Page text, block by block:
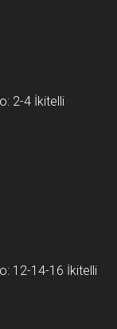
2-4 İkitelli
12-14-16 İkitelli